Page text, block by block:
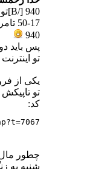
940 [/B]تومان تهیه کرد؛ آنهم به سختی!
50-17 تامرون هم مشهد هست،البته بدون گارانتی.
940
پس باید
تو
یکی از فروشگاه های
تو
کد:
چطور مال
شنبه یه